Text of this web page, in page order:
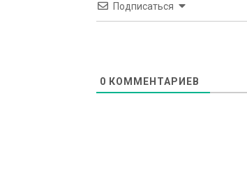
Подписаться
0 КОММЕНТАРИЕВ